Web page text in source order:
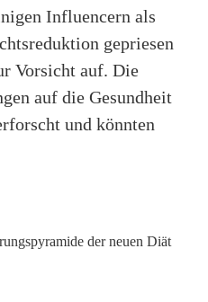
Influencern als
gepriesen
Vorsicht auf. Die
auf die Gesundheit
und könnten
der neuen Diät